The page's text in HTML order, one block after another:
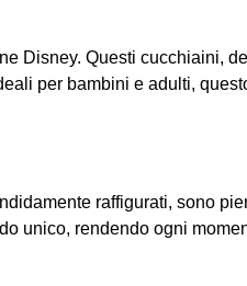
Disney. Questi cucchiaini,
per bambini e adulti,
raffigurati, sono
unico, rendendo ogni